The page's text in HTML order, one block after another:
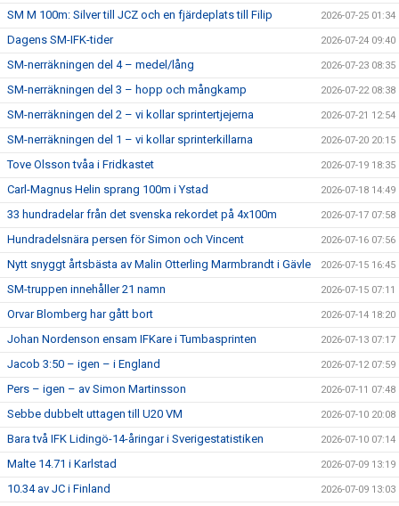
SM M 100m: Silver till JCZ och en fjärdeplats till Filip 2026-07-25 01:34
Dagens SM-IFK-tider 2026-07-24 09:40
SM-nerräkningen del 4 – medel/lång 2026-07-23 08:35
SM-nerräkningen del 3 – hopp och mångkamp 2026-07-22 08:38
SM-nerräkningen del 2 – vi kollar sprintertjejerna 2026-07-21 12:54
SM-nerräkningen del 1 – vi kollar sprinterkillarna 2026-07-20 20:15
Tove Olsson tvåa i Fridkastet 2026-07-19 18:35
Carl-Magnus Helin sprang 100m i Ystad 2026-07-18 14:49
33 hundradelar från det svenska rekordet på 4x100m 2026-07-17 07:58
Hundradelsnära persen för Simon och Vincent 2026-07-16 07:56
Nytt snyggt årtsbästa av Malin Otterling Marmbrandt i Gävle 2026-07-15 16:45
SM-truppen innehåller 21 namn 2026-07-15 07:11
Orvar Blomberg har gått bort 2026-07-14 18:20
Johan Nordenson ensam IFKare i Tumbasprinten 2026-07-13 07:17
Jacob 3:50 – igen – i England 2026-07-12 07:59
Pers – igen – av Simon Martinsson 2026-07-11 07:48
Sebbe dubbelt uttagen till U20 VM 2026-07-10 20:08
Bara två IFK Lidingö-14-åringar i Sverigestatistiken 2026-07-10 07:14
Malte 14.71 i Karlstad 2026-07-09 13:19
10.34 av JC i Finland 2026-07-09 13:03